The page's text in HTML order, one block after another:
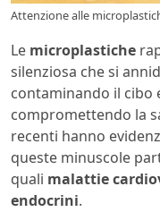
Attenzione alle
Le microplastiche
silenziosa che si
contaminando il cibo
compromettendo la
recenti hanno
queste minuscole
quali malattie
endocrini.